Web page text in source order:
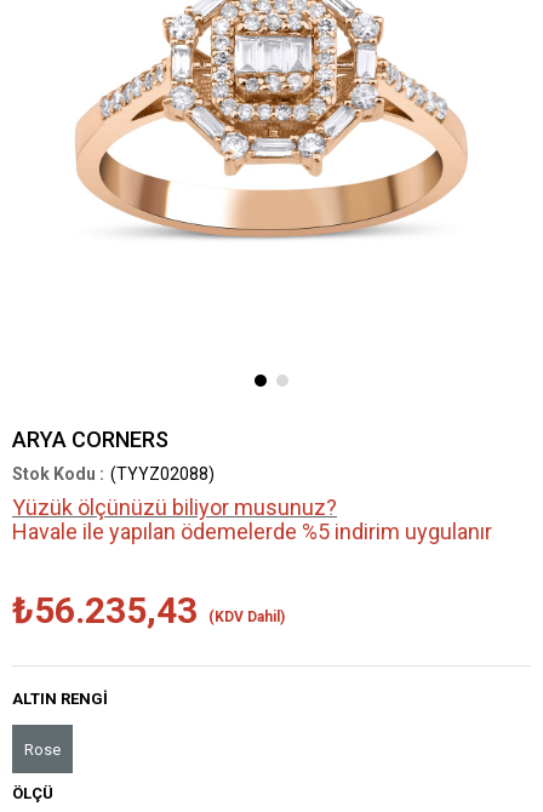
ARYA CORNERS
(TYYZ02088)
Yüzük ölçünüzü biliyor musunuz?
Havale ile yapılan ödemelerde %5 indirim uygulanır
₺56.235,43 (KDV Dahil)
ALTIN RENGI
Rose
ÖLÇÜ